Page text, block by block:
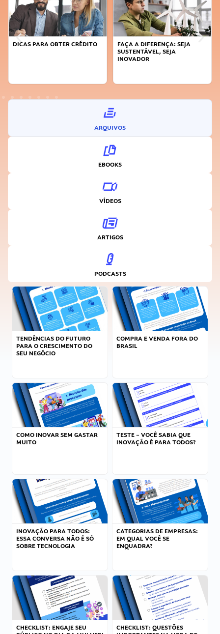
DICAS PARA OBTER CRÉDITO
FAÇA A DIFERENÇA: SEJA
SUSTENTÁVEL, SEJA
INOVADOR
ARQUIVOS
EBOOKS
VÍDEOS
ARTIGOS
PODCASTS
TENDÊNCIAS DO FUTURO
PARA O CRESCIMENTO DO
SEU NEGÓCIO
COMPRA E VENDA FORA DO
BRASIL
COMO INOVAR SEM GASTAR
MUITO
TESTE – VOCÊ SABIA QUE
INOVAÇÃO É PARA TODOS?
INOVAÇÃO PARA TODOS:
ESSA CONVERSA NÃO É SÓ
SOBRE TECNOLOGIA
CATEGORIAS DE EMPRESAS:
EM QUAL VOCÊ SE
ENQUADRA?
CHECKLIST: ENGAJE SEU
CHECKLIST: QUESTÕES